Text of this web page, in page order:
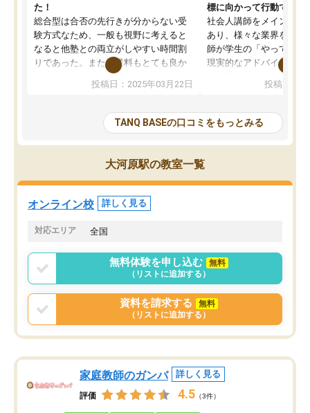
た！
総合型は合否の先行きが分からない受
験方式なため、一般も視野に考えると
なると他塾との両立がしやすい時間割
りであった。また授業料もとても良か
総合型の多くの塾は大学生が見ること
大学生の目だけでなく、数人の大人に
も目を通して頂ける。そのため多くの
意見を聞くことができ、より良いもの
を推敲することが可能だ。
どの人も優しく、親身に接してくださ
るのでやる気も出て、良かったで
す！！
投稿日：2025年03月22日
標に向かって行動できる
社会人講師をメインとし
あり、様々な業界を経験
師が学生の「やってみた
現実的なアドバイスを行
分野について学生知識
総合型選抜対策として志
接・小論文などの技術指
ション内容になっていま
を社会人として働いてい
標を見つける事が出来ま
投稿日：
TANQ BASEの口コミをもっとみる
大河原駅の教室一覧
オンライン校 詳しく見る
対応エリア 全国
無料体験を申し込む
無料
（リストに追加する）
資料を請求する
無料
（リストに追加する）
家庭教師のガンバ 詳しく見る
評価 4.5 （3件）